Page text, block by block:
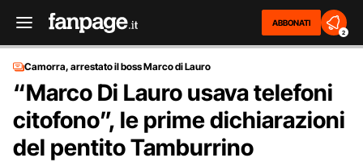
ABBONATI
2
Camorra, arrestato il boss Marco di Lauro
“Marco Di Lauro usava telefoni
citofono”, le prime dichiarazioni
del pentito Tamburrino